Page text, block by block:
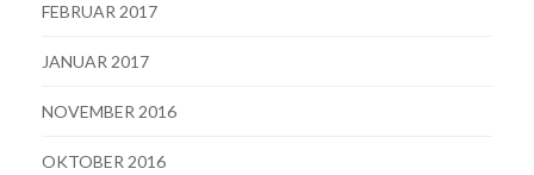
FEBRUAR 2017
JANUAR 2017
NOVEMBER 2016
OKTOBER 2016